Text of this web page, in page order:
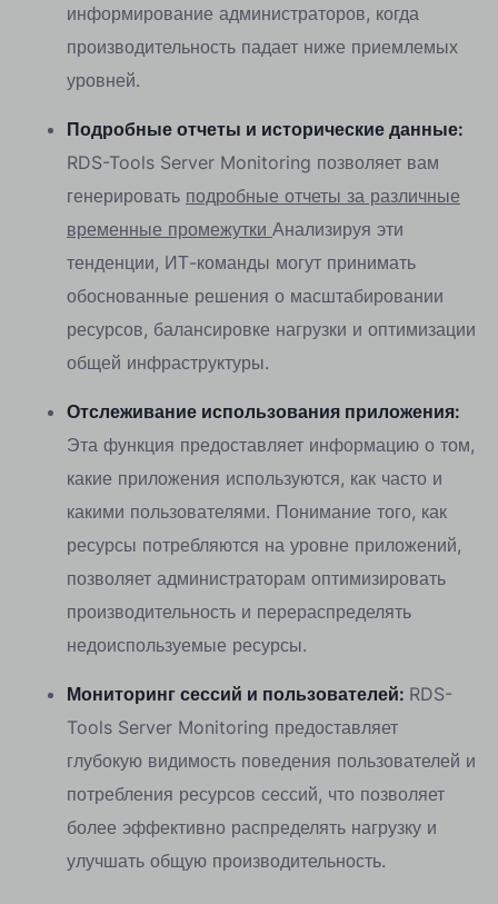
информирование администраторов, когда
производительность падает ниже приемлемых
уровней.
Подробные отчеты и исторические данные:
RDS-Tools Server Monitoring позволяет вам
генерировать подробные отчеты за различные
временные промежутки Анализируя эти
тенденции, ИТ-команды могут принимать
обоснованные решения о масштабировании
ресурсов, балансировке нагрузки и оптимизации
общей инфраструктуры.
Отслеживание использования приложения:
Эта функция предоставляет информацию о том,
какие приложения используются, как часто и
какими пользователями. Понимание того, как
ресурсы потребляются на уровне приложений,
позволяет администраторам оптимизировать
производительность и перераспределять
недоиспользуемые ресурсы.
Мониторинг сессий и пользователей: RDS-
Tools Server Monitoring предоставляет
глубокую видимость поведения пользователей и
потребления ресурсов сессий, что позволяет
более эффективно распределять нагрузку и
улучшать общую производительность.